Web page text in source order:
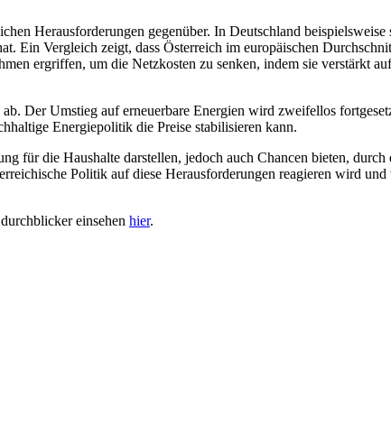
Herausforderungen gegenüber. In Deutschland
Ein Vergleich zeigt, dass Österreich im europäischen
ergriffen, um die Netzkosten zu senken, indem sie verstärkt
Der Umstieg auf erneuerbare Energien wird zweifellos
Energiepolitik die Preise stabilisieren kann.
für die Haushalte darstellen, jedoch auch Chancen bieten,
Politik auf diese Herausforderungen reagieren wird
einsehen hier.